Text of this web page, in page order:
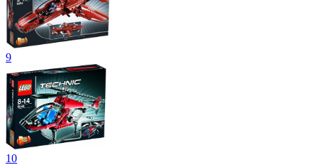
9
10